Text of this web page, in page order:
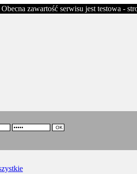
zawartość serwisu jest testowa -